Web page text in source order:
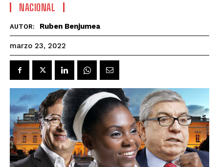
NACIONAL
AUTOR: Ruben Benjumea
marzo 23, 2022